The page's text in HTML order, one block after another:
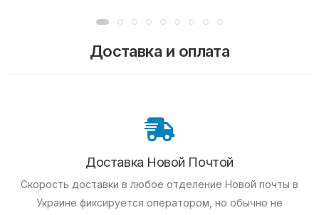
Доставка и оплата
Доставка Новой Почтой
Скорость доставки в любое отделение Новой почты в
Украине фиксируется оператором, но обычно не